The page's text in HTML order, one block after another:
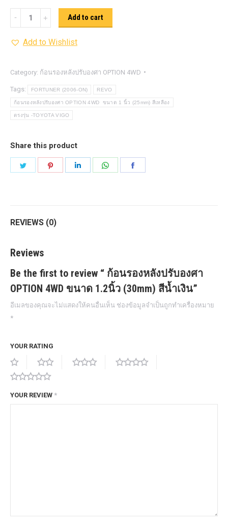
รอง
หลัง
องศา
OPTION
4WD ขนาด
1.2นิ้ว
สีน้ำเงิน
quantity
Add to cart
Add to Wishlist
Category: ก้อนรองหลังปรับองศา OPTION 4WD
Tags: FORTUNER (2006-ON) REVO
ก้อนรองหลังปรับองศา OPTION 4WD ขนาด 1 นิ้ว (25mm) สีเหลือง
ตรงรุ่น -TOYOTA VIGO
Share this product
REVIEWS (0)
Reviews
Be the first to review “ ก้อนรองหลังปรับองศา
OPTION 4WD ขนาด 1.2นิ้ว (30mm) สีน้ำเงิน”
อีเมลของคุณจะไม่แสดงให้คนอื่นเห็น ช่องข้อมูลจำเป็นถูกทำเครื่องหมาย
*
YOUR RATING
YOUR REVIEW *